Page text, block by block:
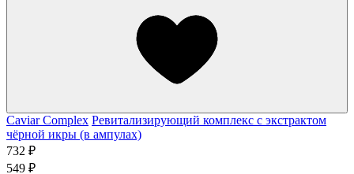
Caviar Complex Ревитализирующий комплекс с экстрактом
чёрной икры (в ампулах)
732 ₽
549 ₽